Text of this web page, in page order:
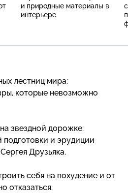
и природные материалы в
интерьере
лестниц мира:
которые невозможно
звездной дорожке:
подготовки и эрудиции
Друзьяка.
себя на похудение и от
отказаться.